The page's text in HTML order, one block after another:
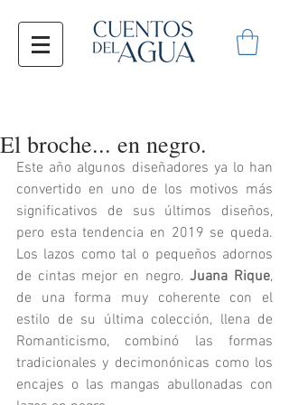
El broche... en negro.
Este año algunos diseñadores ya lo han
convertido en uno de los motivos más
significativos de sus últimos diseños,
pero esta tendencia en 2019 se queda.
Los lazos como tal o pequeños adornos
de cintas mejor en negro. Juana Rique,
de una forma muy coherente con el
estilo de su última colección, llena de
Romanticismo, combinó las formas
tradicionales y decimonónicas como los
encajes o las mangas abullonadas con